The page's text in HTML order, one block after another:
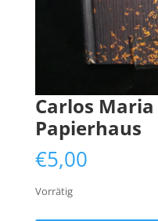
Carlos
Papierhaus
€5,00
Vorrätig